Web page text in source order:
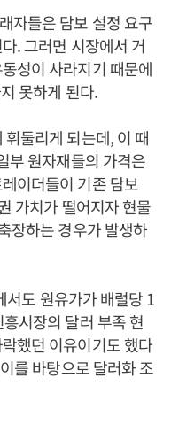
자들은 담보 설정 요구
. 그러면 시장에서 거
성이 사라지기 때문에
못하게 된다.
둘리게 되는데, 이 때
부 원자재들의 가격은
이더들이 기존 담보
가치가 떨어지자 현물
장하는 경우가 발생하
도 원유가가 배럴당 1
시장의 달러 부족 현
했던 이유이기도 했다
를 바탕으로 달러화 조